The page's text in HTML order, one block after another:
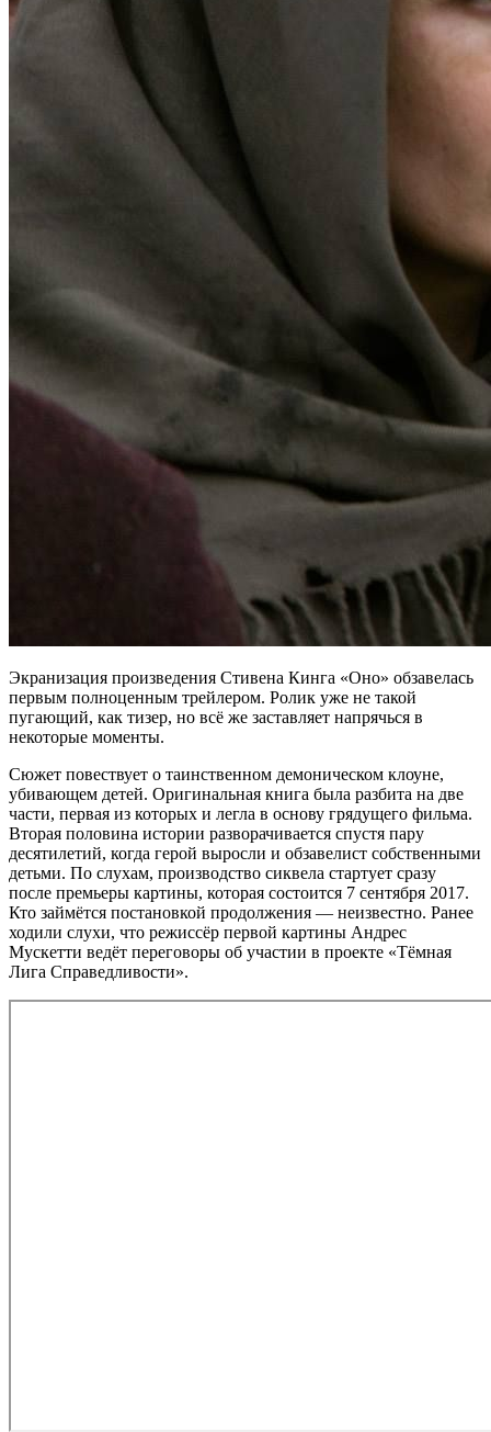
Экранизация произведения Стивена Кинга «Оно» обзавелась
первым полноценным трейлером. Ролик уже не такой
пугающий, как тизер, но всё же заставляет напрячься в
некоторые моменты.
Сюжет повествует о таинственном демоническом клоуне,
убивающем детей. Оригинальная книга была разбита на две
части, первая из которых и легла в основу грядущего фильма.
Вторая половина истории разворачивается спустя пару
десятилетий, когда герой выросли и обзавелист собственными
детьми. По слухам, производство сиквела стартует сразу
после премьеры картины, которая состоится 7 сентября 2017.
Кто займётся постановкой продолжения — неизвестно. Ранее
ходили слухи, что режиссёр первой картины Андрес
Мускетти ведёт переговоры об участии в проекте «Тёмная
Лига Справедливости».